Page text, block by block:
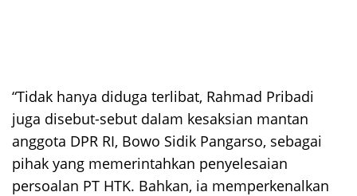
“Tidak hanya diduga terlibat, Rahmad Pribadi
juga disebut-sebut dalam kesaksian mantan
anggota DPR RI, Bowo Sidik Pangarso, sebagai
pihak yang memerintahkan penyelesaian
persoalan PT HTK. Bahkan, ia memperkenalkan